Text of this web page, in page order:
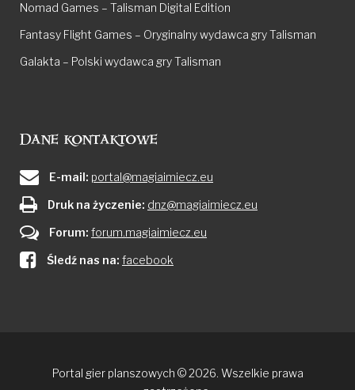
Nomad Games – Talisman Digital Edition
Fantasy Flight Games – Oryginalny wydawca gry Talisman
Galakta – Polski wydawca gry Talisman
Dane kontaktowe
E-mail: portal@magiaimiecz.eu
Druk na życzenie: dnz@magiaimiecz.eu
Forum: forum.magiaimiecz.eu
Śledź nas na: facebook
Portal gier planszowych © 2026. Wszelkie prawa